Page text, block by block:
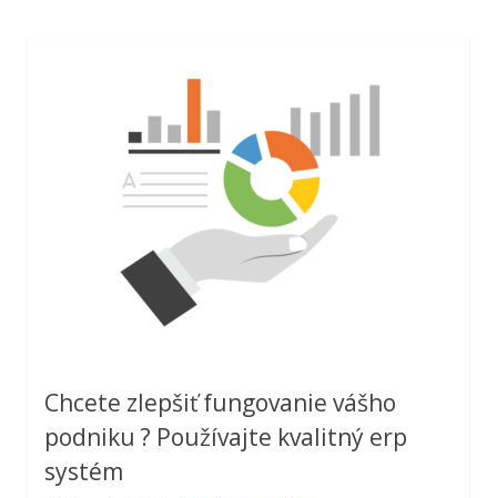
Chcete zlepšiť fungovanie vášho
podniku ? Používajte kvalitný erp
systém